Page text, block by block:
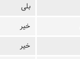
بلی
خیر
خیر